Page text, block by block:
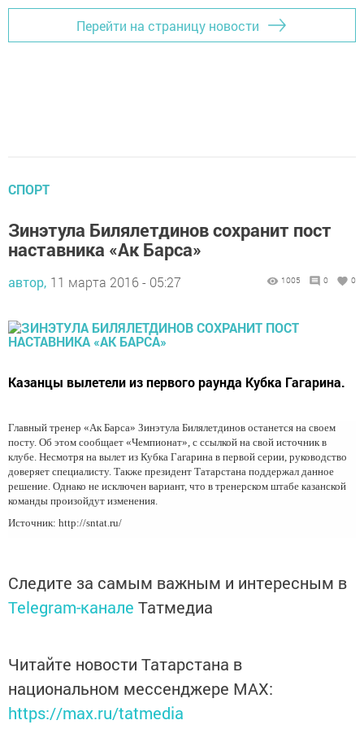
Перейти на страницу новости
СПОРТ
Зинэтула Билялетдинов сохранит пост
наставника «Ак Барса»
автор, 11 марта 2016 - 05:27 1005 0 0
Казанцы вылетели из первого раунда Кубка Гагарина.
Главный тренер «Ак Барса» Зинэтула Билялетдинов останется на своем
посту. Об этом сообщает «Чемпионат», с ссылкой на свой источник в
клубе. Несмотря на вылет из Кубка Гагарина в первой серии, руководство
доверяет специалисту. Также президент Татарстана поддержал данное
решение. Однако не исключен вариант, что в тренерском штабе казанской
команды произойдут изменения.
Источник: http://sntat.ru/
Следите за самым важным и интересным в
Telegram-канале Татмедиа
Читайте новости Татарстана в
национальном мессенджере MАХ:
https://max.ru/tatmedia